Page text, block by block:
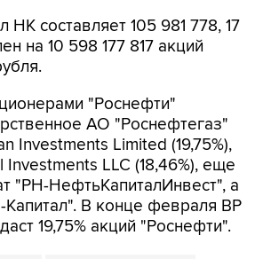
НК составляет 105 981 778, 17
на 10 598 177 817 акций
"Роснефти"
АО "Роснефтегаз"
Investments Limited (19,75%),
Investments LLC (18,46%), еще
"РН-НефтьКапиталИнвест", а
В конце февраля ВР
19,75% акций "Роснефти".